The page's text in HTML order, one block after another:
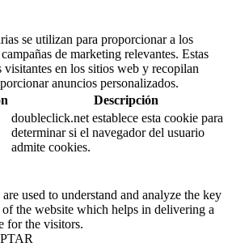
se utilizan para proporcionar a los
de marketing relevantes. Estas
visitantes en los sitios web y recopilan
anuncios personalizados.
Descripción
doubleclick.net establece esta cookie para
determinar si el navegador del usuario
admite cookies.
used to understand and analyze the key
the website which helps in delivering a
for the visitors.